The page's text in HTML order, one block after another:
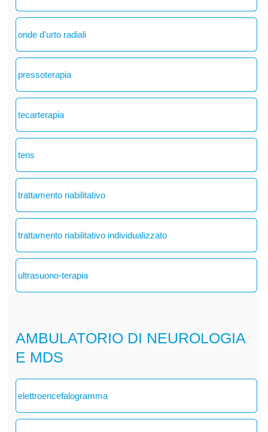
onde d'urto radiali
pressoterapia
tecarterapia
tens
trattamento riabilitativo
trattamento riabilitativo individualizzato
ultrasuono-terapia
AMBULATORIO DI NEUROLOGIA
E MDS
elettroencefalogramma